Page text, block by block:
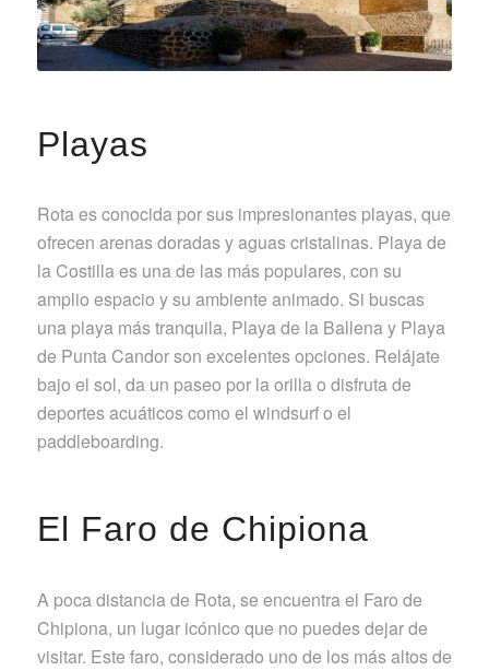
Playas
Rota es conocida por sus impresionantes playas, que
ofrecen arenas doradas y aguas cristalinas. Playa de
la Costilla es una de las más populares, con su
amplio espacio y su ambiente animado. Si buscas
una playa más tranquila, Playa de la Ballena y Playa
de Punta Candor son excelentes opciones. Relájate
bajo el sol, da un paseo por la orilla o disfruta de
deportes acuáticos como el windsurf o el
paddleboarding.
El Faro de Chipiona
A poca distancia de Rota, se encuentra el Faro de
Chipiona, un lugar icónico que no puedes dejar de
visitar. Este faro, considerado uno de los más altos de